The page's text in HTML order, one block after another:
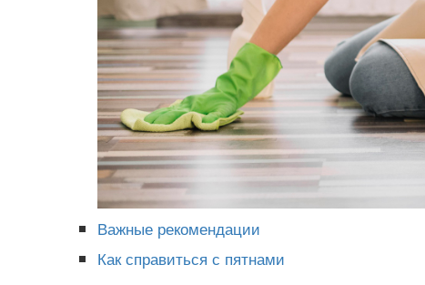
Дезинфекция помещений
Вывоз мусора
Демонтаж при ремонте
Демонтаж плитки
Уборка кухни
Уборка после смерти
Химчистка кресел и
стульев
Важные рекомендации
Как справиться с пятнами